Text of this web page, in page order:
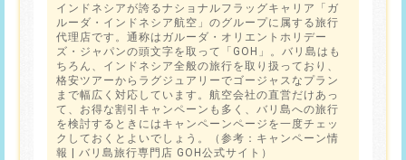
インドネシアが誇るナショナルフラッグキャリア「ガ
ルーダ・インドネシア航空」のグループに属する旅行
代理店です。通称はガルーダ・オリエントホリデー
ズ・ジャパンの頭文字を取って「GOH」。バリ島はも
ちろん、インドネシア全般の旅行を取り扱っており、
格安ツアーからラグジュアリーでゴージャスなプラン
まで幅広く対応しています。航空会社の直営だけあっ
て、お得な割引キャンペーンも多く、バリ島への旅行
を検討するときにはキャンペーンページを一度チェッ
クしておくとよいでしょう。（参考： キャンペーン情
報 | バリ島旅行専門店 GOH公式サイト ）